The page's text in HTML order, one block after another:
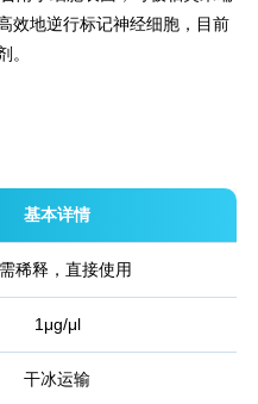
效地逆行标记神经细胞，目前
。
基本详情
稀释，直接使用
1μg/μl
干冰运输